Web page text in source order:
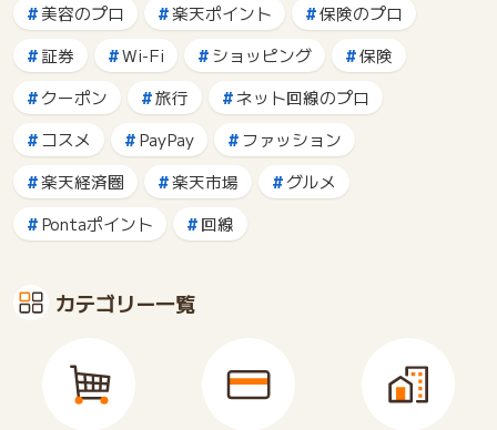
美容のプロ
楽天ポイント
保険のプロ
証券
Wi-Fi ショッピング
保険
クーポン
旅行
ネット回線のプロ
コスメ
PayPay
ファッション
楽天経済圏
楽天市場
グルメ
Pontaポイント
回線
カテゴリー一覧